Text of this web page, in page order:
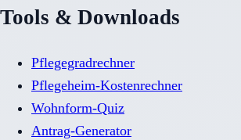
Tools & Downloads
Pflegegradrechner
Pflegeheim-Kostenrechner
Wohnform-Quiz
Antrag-Generator